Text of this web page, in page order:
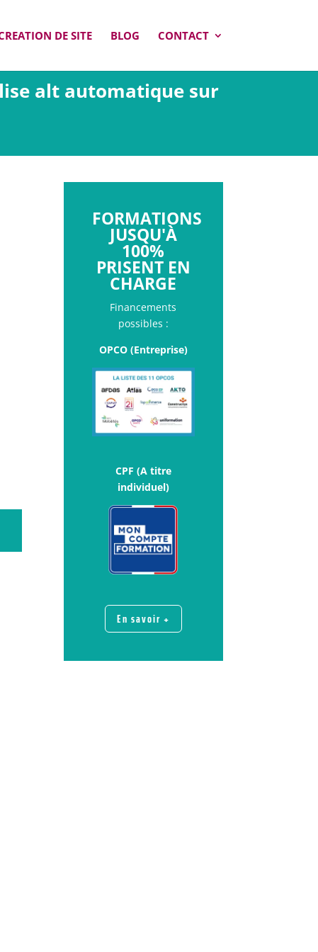
DE SITE BLOG CONTACT
alt automatique sur
FORMATIONS
JUSQU'À
100%
PRISENT EN
CHARGE
Financements
possibles :
OPCO (Entreprise)
CPF (A titre
individuel)
En savoir +